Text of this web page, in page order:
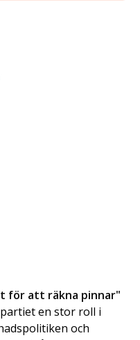
för att räkna pinnar"
en stor roll i
och